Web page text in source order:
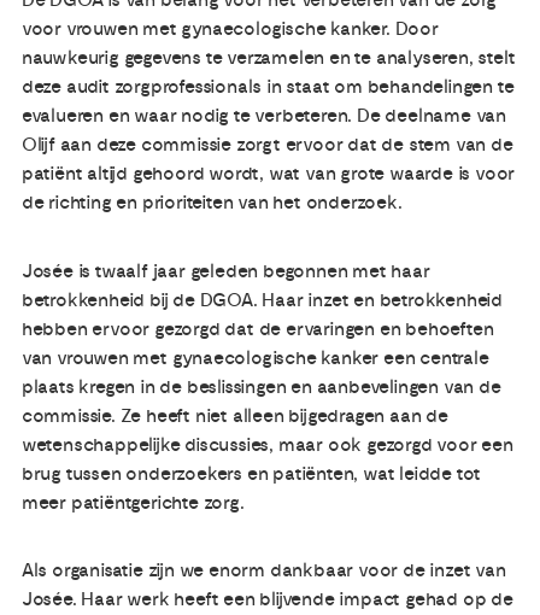
voor vrouwen met gynaecologische kanker. Door
nauwkeurig gegevens te verzamelen en te analyseren, stelt
deze audit zorgprofessionals in staat om behandelingen te
evalueren en waar nodig te verbeteren. De deelname van
Olijf aan deze commissie zorgt ervoor dat de stem van de
patiënt altijd gehoord wordt, wat van grote waarde is voor
de richting en prioriteiten van het onderzoek.
Josée is twaalf jaar geleden begonnen met haar
betrokkenheid bij de DGOA. Haar inzet en betrokkenheid
hebben ervoor gezorgd dat de ervaringen en behoeften
van vrouwen met gynaecologische kanker een centrale
plaats kregen in de beslissingen en aanbevelingen van de
commissie. Ze heeft niet alleen bijgedragen aan de
wetenschappelijke discussies, maar ook gezorgd voor een
brug tussen onderzoekers en patiënten, wat leidde tot
meer patiëntgerichte zorg.
Als organisatie zijn we enorm dankbaar voor de inzet van
Josée. Haar werk heeft een blijvende impact gehad op de